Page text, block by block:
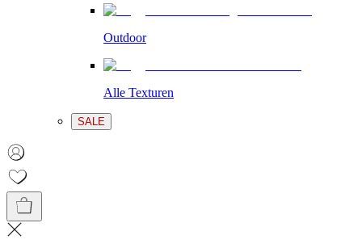
Outdoor
Alle Texturen
SALE